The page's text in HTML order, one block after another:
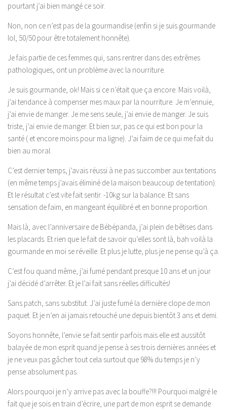
pourtant j’ai bien mangé ce soir.
Non, non ce n’est pas de la gourmandise (enfin si je suis gourmande
lol, 50/50 pour être totalement honnête).
Je fais partie de ces femmes qui, sans rentrer dans des extrêmes
pathologiques, ont un problème avec la nourriture.
Je suis gourmande, ok! Mais si ce n’était que ça encore. Mais voilà,
j’ai tendance à compenser mes maux par la nourriture. Je m’ennuie,
j’ai envie de manger. Je me sens seule, j’ai envie de manger. Je suis
triste, j’ai envie de manger. Et bien sur, pas ce qui est bon pour la
santé ( et encore moins pour ma ligne). J’ai faim de ce qui me fait du
bien au moral.
C’est dernier temps, j’avais réussi à ne pas succomber aux tentations
(en même temps j’avais éliminé de la maison beaucoup de tentation).
Et le résultat c’est vite fait sentir. -10kg sur la balance. Et sans
sensation de faim, en mangeant équilibré et en bonne proportion.
Mais là, avec l’anniversaire de Bébépanda, j’ai plein de bêtises dans
les placards. Et rien que le fait de savoir qu’elles sont là, bah voilà la
gourmande en moi se réveille. Et plus je lutte, plus je ne pense qu’à ça.
C’est fou quand même, j’ai fumé pendant presque 10 ans et un jour
j’ai décidé d’arrêter. Et je l’ai fait sans réelles difficultés!
Sans patch, sans substitut. J’ai juste fumé la dernière clope de mon
paquet. Et je n’en ai jamais retouché une depuis bientôt 3 ans et demi.
Soyons honnête, l’envie se fait sentir parfois mais elle est aussitôt
balayée de mon esprit quand je pense à ses trois dernières années et
je ne veux pas gâcher tout cela surtout que 98% du temps je n’y
pense absolument pas.
Alors pourquoi je n’y arrive pas avec la bouffe?!!! Pourquoi malgré le
fait que je sois en train d’écrire, une part de mon esprit se demande